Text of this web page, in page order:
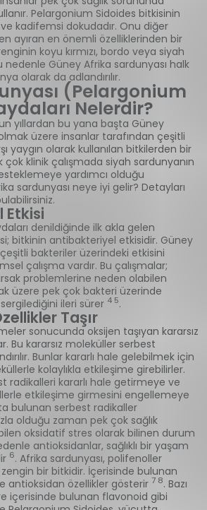
Pelargonium Sidoides bitkisinin
ve kadifemsi dokudadır. Onu diğer
ayıran en önemli özelliklerinden bir
koyu kırmızı, bordo veya siyah
nedenle Güney Afrika sardunyası halk
olarak da adlandırılır.
(Pelargonium
Nelerdir?
yıllardan bu yana başta Güney
olmak üzere insanlar tarafından çeşitli
yaygın olarak kullanılan bitkilerden bir
çok klinik çalışmada siyah sardunyanın
yardımcı olduğu
sardunyası neye iyi gelir? Detayları
denildiğinde ilk akla gelen
bitkinin antibakteriyel etkisidir. Güney
bakteriler üzerindeki etkisini
çalışma vardır. Bu çalışmalar;
problemlerine neden olabilen
üzere pek çok bakteri üzerinde
ileri sürer 4 5.
Taşır
sonucunda oksijen taşıyan kararsız
Bu kararsız moleküller serbest
Bunlar kararlı hale gelebilmek için
kolaylıkla etkileşime girebilirler.
radikalleri kararlı hale getirmeye ve
etkileşime girmesini engellemeye
bulunan serbest radikaller
olduğu zaman pek çok sağlık
oksidatif stres olarak bilinen durum
antioksidanlar, sağlıklı bir yaşam
6. Afrika sardunyası, polifenoller
bir bitkidir. İçerisinde bulunan
antioksidan özellikler gösterir 7 8. Bazı
içerisinde bulunan flavonoid gibi